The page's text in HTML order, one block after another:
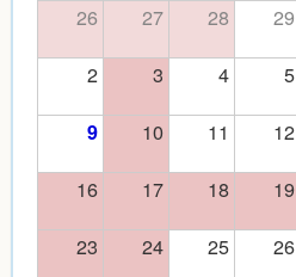
26 27 28 29
2
3 4 5
9 10 11 12
16
17 18 19
23
24 25 26